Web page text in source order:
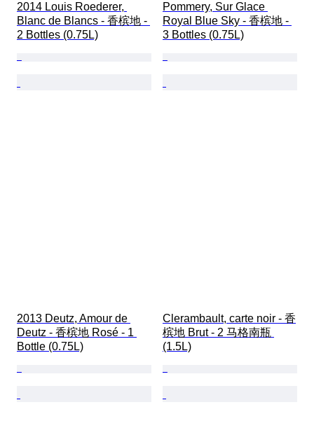
2014 Louis Roederer,
Blanc de Blancs - 香槟地 -
2 Bottles (0.75L)
Pommery, Sur Glace
Royal Blue Sky - 香槟地 -
3 Bottles (0.75L)
2013 Deutz, Amour de
Deutz - 香槟地 Rosé - 1
Bottle (0.75L)
Clerambault, carte noir - 香
槟地 Brut - 2 马格南瓶
(1.5L)